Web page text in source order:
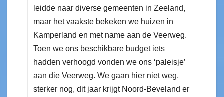
leidde naar diverse gemeenten in Zeeland,
maar het vaakste bekeken we huizen in
Kamperland en met name aan de Veerweg.
Toen we ons beschikbare budget iets
hadden verhoogd vonden we ons ‘paleisje’
aan die Veerweg. We gaan hier niet weg,
sterker nog, dit jaar krijgt Noord-Beveland er